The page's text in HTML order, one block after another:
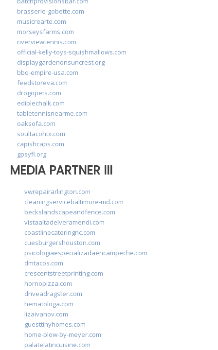
brasserie-gobette.com
musicrearte.com
morseysfarms.com
riverviewtennis.com
official-kelly-toys-squishmallows.com
displaygardenonsuncrest.org
bbq-empire-usa.com
feedstoreva.com
drogopets.com
ediblechalk.com
tabletennisnearme.com
oaksofa.com
soultacohtx.com
capishcaps.com
gpsyfl.org
MEDIA PARTNER III
vwrepairarlington.com
cleaningservicebaltimore-md.com
beckslandscapeandfence.com
vistaaltadelveramendi.com
coastlinecateringnc.com
cuesburgershouston.com
psicologiaespecializadaencampeche.com
dmtacos.com
crescentstreetprinting.com
hornopizza.com
driveadragster.com
hematologa.com
lizaivanov.com
guesttinyhomes.com
home-plow-by-meyer.com
palatelatincuisine.com